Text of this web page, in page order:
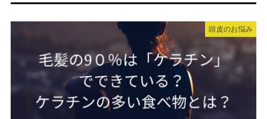
頭皮のお悩み